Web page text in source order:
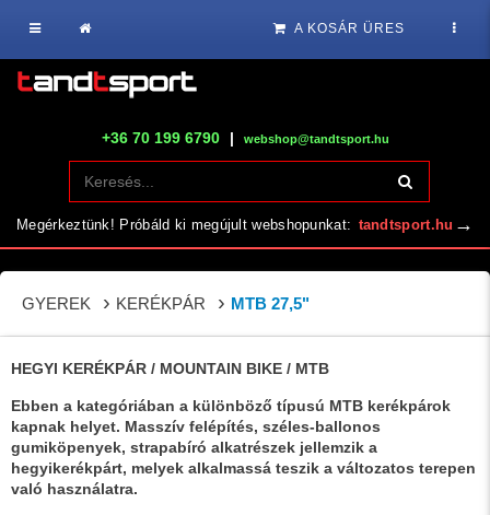
+36 70 199 6790 | webshop@tandtsport.hu
A KOSÁR ÜRES
Megérkeztünk! Próbáld ki megújult webshopunkat: tandtsport.hu →
GYEREK KERÉKPÁR MTB 27,5"
HEGYI KERÉKPÁR / MOUNTAIN BIKE / MTB
Ebben a kategóriában a különböző típusú MTB kerékpárok
kapnak helyet. Masszív felépítés, széles-ballonos
gumiköpenyek, strapabíró alkatrészek jellemzik a
hegyikerékpárt, melyek alkalmassá teszik a változatos terepen
való használatra.